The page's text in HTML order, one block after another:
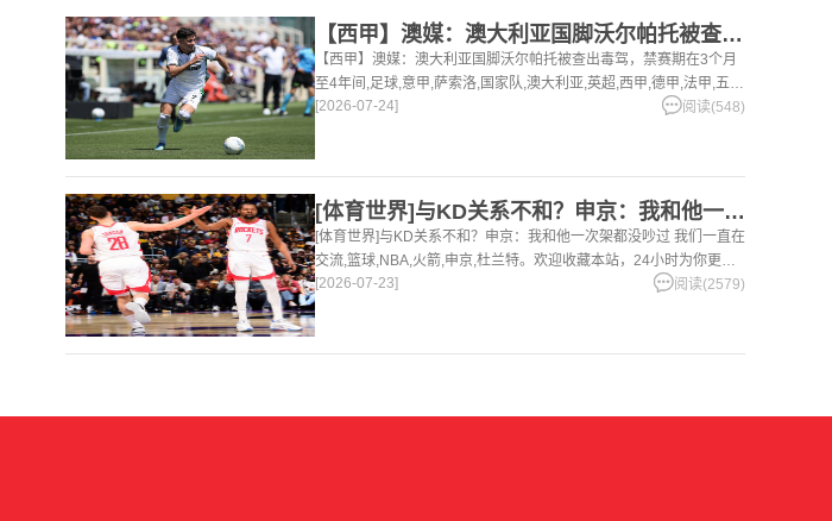
【西甲】澳媒：澳大利亚国脚沃尔帕托被查出毒驾，禁赛期在3个月
【西甲】澳媒：澳大利亚国脚沃尔帕托被查出毒驾，禁赛期在3个月
至4年间,足球,意甲,萨索洛,国家队,澳大利亚,英超,西甲,德甲,法甲,五
洲。欢迎收藏本站，24小时为你更新最新的足球，篮球体育资讯。
[2026-07-24] 阅读(548)
[体育世界]与KD关系不和？申京：我和他一次架都没吵过 我们
[体育世界]与KD关系不和？申京：我和他一次架都没吵过 我们一直在
交流,篮球,NBA,火箭,申京,杜兰特。欢迎收藏本站，24小时为你更新
最新的足球，篮球体育资讯。
[2026-07-23] 阅读(2579)